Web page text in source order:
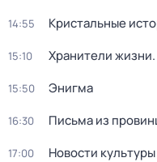
14:55 Кристальные
15:10 Хранители жизни
15:50 Энигма
16:30 Письма из
17:00 Новости культуры